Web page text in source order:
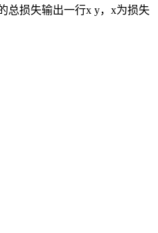
总损失输出一行x y，x为损失